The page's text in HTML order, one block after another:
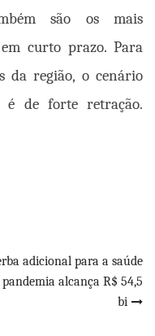
são os mais
curto prazo. Para
da região, o cenário
é de forte retração.
adicional para a saúde
alcança R$ 54,5
bi